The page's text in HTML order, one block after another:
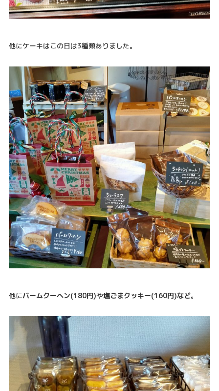
他にケーキはこの日は3種類ありました。
他にバームクーヘン(180円)や塩ごまクッキー(160円)など。